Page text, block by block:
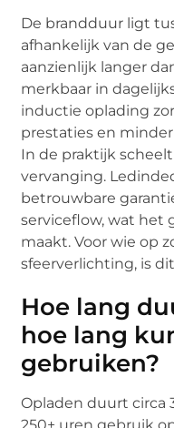
De brandduur ligt
afhankelijk van de
aanzienlijk langer
merkbaar in
inductie oplading
prestaties en
In de praktijk
vervanging.
betrouwbare
serviceflow, wat het
maakt. Voor wie op
sfeerverlichting, is
Hoe lang
hoe lang
gebruiken?
Opladen duurt circa